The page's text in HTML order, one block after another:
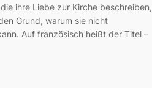
ihre Liebe zur Kirche beschreiben,
Grund, warum sie nicht
Auf französisch heißt der Titel –